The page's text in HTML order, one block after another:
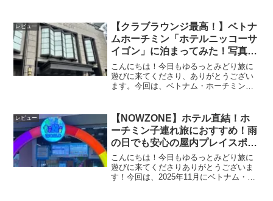
をしていきたいと思います。最初にお話
ししておくと、もう最高のペンション
レビュー
【クラブラウンジ最高！】ベトナ
ムホーチミン「ホテルニッコーサ
イゴン」に泊まってみた！写真多
めでご紹介！
こんにちは！今日もゆるっとみどり旅に
遊びに来てくださり、ありがとうござい
ます。今回は、ベトナム・ホーチミンに
をしたいと思います。今回は、父と母も
一緒の3人旅！クラブラウンジが使えるお
部屋を予約したので、リッチな気分を味
わってきました！
レビュー
【NOWZONE】ホテル直結！ホ
ーチミン子連れ旅におすすめ！雨
の日でも安心の屋内プレイスポッ
ト！
こんにちは！今日もゆるっとみどり旅に
遊びに来てくださりありがとうございま
す！今回は、2025年11月にベトナム・ホ